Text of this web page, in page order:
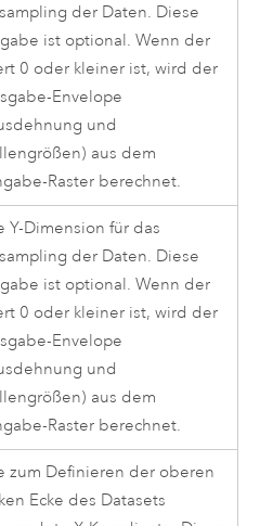
der Daten. Diese
ist optional. Wenn der
0 oder kleiner ist, wird der
Envelope
und
aus dem
Raster berechnet.
Y-Dimension für das
der Daten. Diese
ist optional. Wenn der
0 oder kleiner ist, wird der
Envelope
und
aus dem
Raster berechnet.
zum Definieren der oberen
Ecke des Datasets